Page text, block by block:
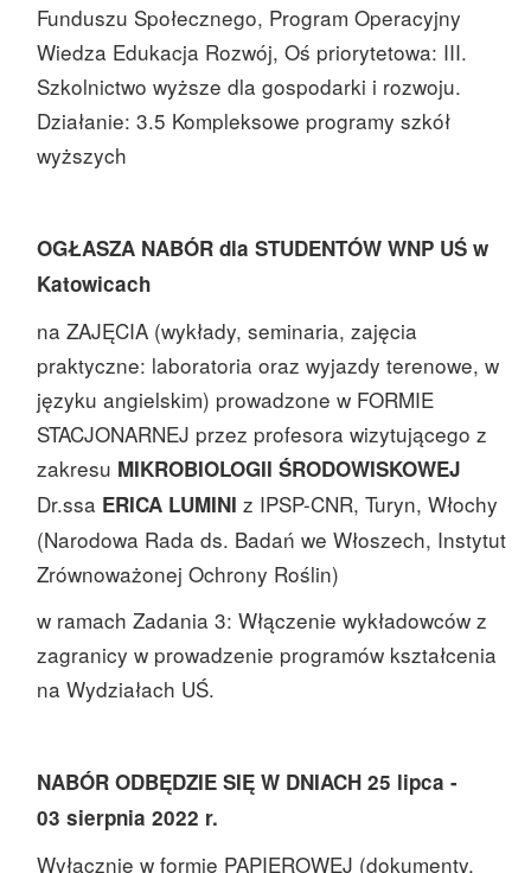
Funduszu Społecznego, Program Operacyjny
Wiedza Edukacja Rozwój, Oś priorytetowa: III.
Szkolnictwo wyższe dla gospodarki i rozwoju.
Działanie: 3.5 Kompleksowe programy szkół
wyższych
OGŁASZA NABÓR dla STUDENTÓW WNP UŚ w
Katowicach
na ZAJĘCIA (wykłady, seminaria, zajęcia
praktyczne: laboratoria oraz wyjazdy terenowe, w
języku angielskim) prowadzone w FORMIE
STACJONARNEJ przez profesora wizytującego z
zakresu MIKROBIOLOGII ŚRODOWISKOWEJ
Dr.ssa ERICA LUMINI z IPSP-CNR, Turyn, Włochy
(Narodowa Rada ds. Badań we Włoszech, Instytut
Zrównoważonej Ochrony Roślin)
w ramach Zadania 3: Włączenie wykładowców z
zagranicy w prowadzenie programów kształcenia
na Wydziałach UŚ.
NABÓR ODBĘDZIE SIĘ W DNIACH 25 lipca -
03 sierpnia 2022 r.
Wyłącznie w formie PAPIEROWEJ (dokumenty,